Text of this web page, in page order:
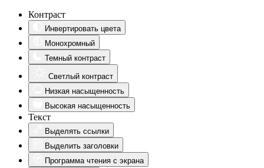
Контраст
Инвертировать цвета
Монохромный
Темный контраст
Светлый контраст
Низкая насыщенность
Высокая насыщенность
Текст
Выделять ссылки
Выделить заголовки
Программа чтения с экрана